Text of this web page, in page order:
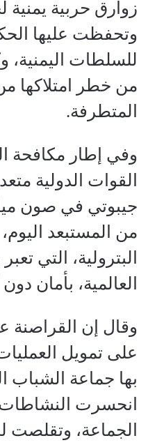
زوارق حربية يمنية
وتحفظت عليها
للسلطات اليمنية،
من خطر امتلاكها
المتطرفة.
وفي إطار مكافحة
القوات الدولية
جيبوتي في صون
من المستبعد
البترولية، التي
العالمية، بأمان
وقال إن
على تمويل
بها جماعة الشباب
انحسرت النشاطات
الجماعة، وتقلصت